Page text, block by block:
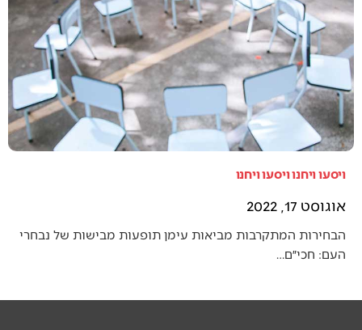
ויסעו ויחנו ויסעו ויחנו
אוגוסט 17, 2022
הבחירות המתקרבות מביאות עימן תופעות מבישות של נבחרי
העם: חכי״ם…